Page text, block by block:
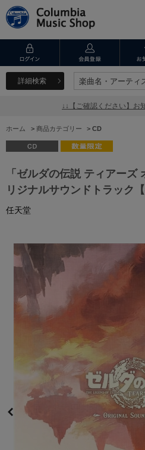
詳細検索 楽曲名・アーティ
楽曲名・アーティ
↓↓【ご確認ください】お
ホーム > 商品カテゴリー > CD
「ゼルダの伝説 ティアーズ
リジナルサウンドトラック
任天堂